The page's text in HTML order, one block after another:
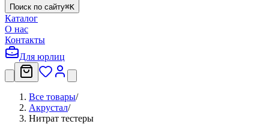
Поиск по сайту⌘K
Каталог
О нас
Контакты
Для юрлиц
Все товары/
Акрустал/
Нитрат тестеры